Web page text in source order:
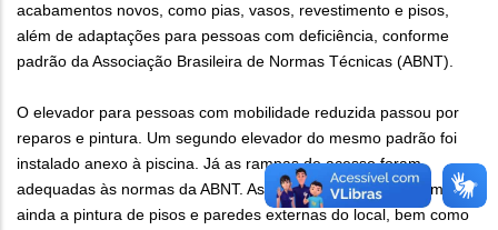
acabamentos novos, como pias, vasos, revestimento e pisos,
além de adaptações para pessoas com deficiência, conforme
padrão da Associação Brasileira de Normas Técnicas (ABNT).
O elevador para pessoas com mobilidade reduzida passou por
reparos e pintura. Um segundo elevador do mesmo padrão foi
instalado anexo à piscina. Já as rampas de acesso foram
adequadas às normas da ABNT. As melhorias contemplaram
ainda a pintura de pisos e paredes externas do local, bem como